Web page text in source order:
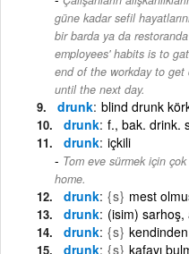
güne kadar sefil
bir barda ya da restoranda
employees' habits is to
end of the workday to
until the next day.
drunk blind drunk
drunk f., bak. drink.
drunk içkili
Tom eve sürmek için
home.
drunk {s} mest
drunk (isim)
drunk {s}
drunk {s} kafayı